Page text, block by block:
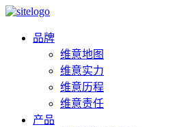
品牌
维意地图
维意实力
维意历程
维意责任
产品